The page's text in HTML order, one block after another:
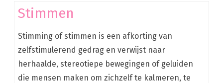
Stimmen
Stimming of stimmen is een afkorting van
zelfstimulerend gedrag en verwijst naar
herhaalde, stereotiepe bewegingen of geluiden
die mensen maken om zichzelf te kalmeren, te